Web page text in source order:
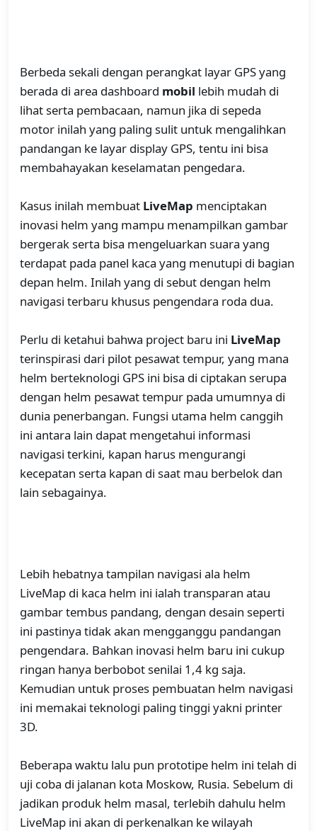
Berbeda sekali dengan perangkat layar GPS yang
berada di area dashboard mobil lebih mudah di
lihat serta pembacaan, namun jika di sepeda
motor inilah yang paling sulit untuk mengalihkan
pandangan ke layar display GPS, tentu ini bisa
membahayakan keselamatan pengedara.
Kasus inilah membuat LiveMap menciptakan
inovasi helm yang mampu menampilkan gambar
bergerak serta bisa mengeluarkan suara yang
terdapat pada panel kaca yang menutupi di bagian
depan helm. Inilah yang di sebut dengan helm
navigasi terbaru khusus pengendara roda dua.
Perlu di ketahui bahwa project baru ini LiveMap
terinspirasi dari pilot pesawat tempur, yang mana
helm berteknologi GPS ini bisa di ciptakan serupa
dengan helm pesawat tempur pada umumnya di
dunia penerbangan. Fungsi utama helm canggih
ini antara lain dapat mengetahui informasi
navigasi terkini, kapan harus mengurangi
kecepatan serta kapan di saat mau berbelok dan
lain sebagainya.
Lebih hebatnya tampilan navigasi ala helm
LiveMap di kaca helm ini ialah transparan atau
gambar tembus pandang, dengan desain seperti
ini pastinya tidak akan mengganggu pandangan
pengendara. Bahkan inovasi helm baru ini cukup
ringan hanya berbobot senilai 1,4 kg saja.
Kemudian untuk proses pembuatan helm navigasi
ini memakai teknologi paling tinggi yakni printer
3D.
Beberapa waktu lalu pun prototipe helm ini telah di
uji coba di jalanan kota Moskow, Rusia. Sebelum di
jadikan produk helm masal, terlebih dahulu helm
LiveMap ini akan di perkenalkan ke wilayah